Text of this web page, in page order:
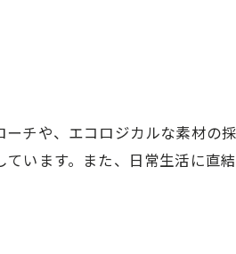
チや、エコロジカルな素材の
います。また、日常生活に直